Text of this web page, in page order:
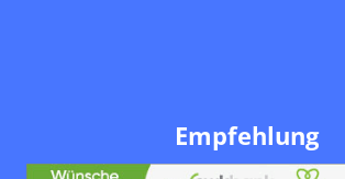
Empfehlung